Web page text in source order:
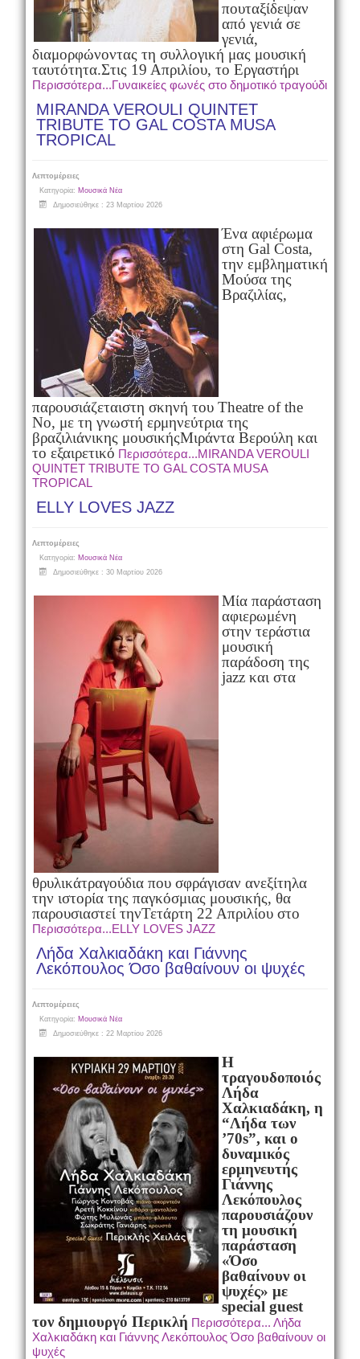
πουταξίδεψαν
από γενιά σε
γενιά,
διαμορφώνοντας τη συλλογική μας μουσική
ταυτότητα.Στις 19 Απριλίου, το Εργαστήρι
Περισσότερα...Γυναικείες φωνές στο δημοτικό τραγούδι
MIRANDA VEROULI QUINTET
ΤRIBUTE TO GAL COSTA MUSA
TROPICAL
Λεπτομέρειες
Κατηγορία: Μουσικά Νέα
Δημοσιεύθηκε : 23 Μαρτίου 2026
Ένα αφιέρωμα
στη Gal Costa,
την εμβληματική
Μούσα της
Βραζιλίας,
παρουσιάζεταιστη σκηνή του Theatre of the
No, με τη γνωστή ερμηνεύτρια της
βραζιλιάνικης μουσικήςΜιράντα Βερούλη και
το εξαιρετικό Περισσότερα...MIRANDA VEROULI
QUINTET ΤRIBUTE TO GAL COSTA MUSA
TROPICAL
ELLY LOVES JAZZ
Λεπτομέρειες
Κατηγορία: Μουσικά Νέα
Δημοσιεύθηκε : 30 Μαρτίου 2026
Μία παράσταση
αφιερωμένη
στην τεράστια
μουσική
παράδοση της
jazz και στα
θρυλικάτραγούδια που σφράγισαν ανεξίτηλα
την ιστορία της παγκόσμιας μουσικής, θα
παρουσιαστεί τηνΤετάρτη 22 Απριλίου στο
Περισσότερα...ELLY LOVES JAZZ
Λήδα Χαλκιαδάκη και Γιάννης
Λεκόπουλος Όσο βαθαίνουν οι ψυχές
Λεπτομέρειες
Κατηγορία: Μουσικά Νέα
Δημοσιεύθηκε : 22 Μαρτίου 2026
Η
τραγουδοποιός
Λήδα
Χαλκιαδάκη, η
“Λήδα των
’70s”, και ο
δυναμικός
ερμηνευτής
Γιάννης
Λεκόπουλος
παρουσιάζουν
τη μουσική
παράσταση
«Όσο
βαθαίνουν οι
ψυχές» με
special guest
τον δημιουργό Περικλή Περισσότερα... Λήδα
Χαλκιαδάκη και Γιάννης Λεκόπουλος Όσο βαθαίνουν οι
ψυχές